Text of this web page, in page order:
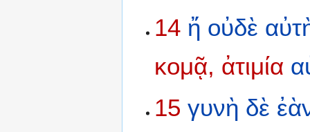
14 ἤ οὐδὲ
κομᾷ, ἀτιμία
15 γυνὴ δὲ